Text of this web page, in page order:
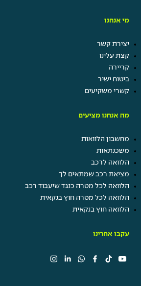
מי אנחנו
יצירת קשר
קצת עלינו
קריירה
ביטוח ישיר
קשרי משקיעים
מה אנחנו מציעים
מחשבון הלוואות
משכנתאות
הלוואה לרכב
מציאת רכב שמתאים לך
הלוואה לכל מטרה כנגד שיעבוד רכב
הלוואה לכל מטרה חוץ בנקאית
הלוואה חוץ בנקאית
עקבו אחרינו